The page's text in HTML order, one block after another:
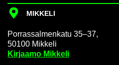
MIK­KE­LI
Por­ras­sal­men­ka­tu 35–37,
50100 Mik­ke­li
Kir­jaa­mo Mik­ke­li